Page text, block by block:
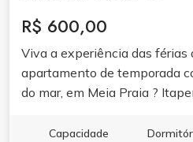
R$ 600,00
Viva a experiência das férias
apartamento de temporada
do mar, em Meia Praia ?
conforto e luxo que você
Capacidade